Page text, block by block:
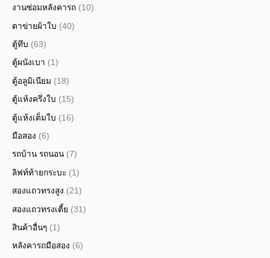
งานซ่อมหลังคารถ (10)
ตาข่ายผ้าใบ (40)
ตู้ทึบ (63)
ตู้ผนังเบา (1)
ตู้อลูมิเนียม (18)
ตู้แห้งครึ่งใบ (15)
ตู้แห้งเต็มใบ (16)
มือสอง (6)
รถบ้าน รถนอน (7)
ลิฟท์ท้ายกระบะ (1)
สองแถวทรงสูง (21)
สองแถวทรงเตี้ย (31)
สินค้าอื่นๆ (1)
หลังคารถมือสอง (6)